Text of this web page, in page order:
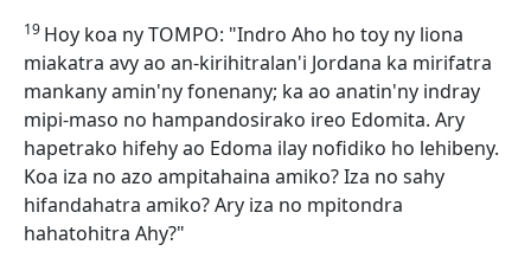
19 Hoy koa ny TOMPO: "Indro Aho ho toy ny liona
miakatra avy ao an-kirihitralan'i Jordana ka mirifatra
mankany amin'ny fonenany; ka ao anatin'ny indray
mipi-maso no hampandosirako ireo Edomita. Ary
hapetrako hifehy ao Edoma ilay nofidiko ho lehibeny.
Koa iza no azo ampitahaina amiko? Iza no sahy
hifandahatra amiko? Ary iza no mpitondra
hahatohitra Ahy?"